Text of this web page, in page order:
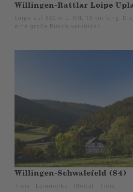
Willingen-Rattlar Loipe
Loipe auf 650 m ü. NN, 13 km lang.
eine große Runde verkürzen.
Willingen-Schwalefeld (S4)
Treis - Lommerke - Ittertal - Treis